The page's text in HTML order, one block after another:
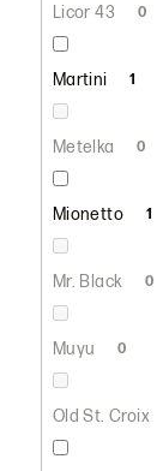
Licor 43 0
Martini 1
Metelka 0
Mionetto 1
Mr. Black 0
Muyu 0
Old St. Croix